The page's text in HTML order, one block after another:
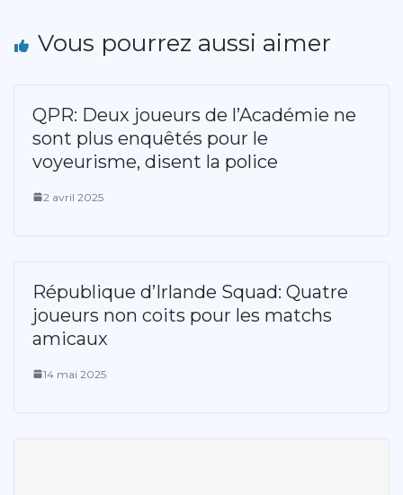
Vous pourrez aussi aimer
QPR: Deux joueurs de l’Académie ne
sont plus enquêtés pour le
voyeurisme, disent la police
2 avril 2025
République d’Irlande Squad: Quatre
joueurs non coits pour les matchs
amicaux
14 mai 2025